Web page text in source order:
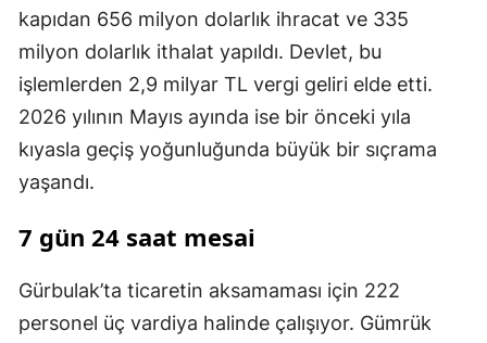
kapıdan 656 milyon dolarlık ihracat ve 335
milyon dolarlık ithalat yapıldı. Devlet, bu
işlemlerden 2,9 milyar TL vergi geliri elde etti.
2026 yılının Mayıs ayında ise bir önceki yıla
kıyasla geçiş yoğunluğunda büyük bir sıçrama
yaşandı.
7 gün 24 saat mesai
Gürbulak’ta ticaretin aksamaması için 222
personel üç vardiya halinde çalışıyor. Gümrük